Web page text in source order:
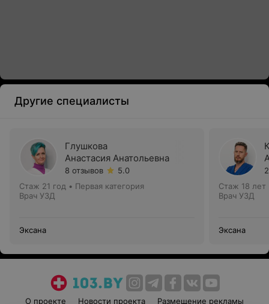
Другие специалисты
Глушкова
Анастасия Анатольевна
8 отзывов
5.0
Стаж 21 год • Первая категория
Врач УЗД
Эксана
Стаж 18 лет
Врач УЗД
Эксана
О проекте Новости проекта Размещение рекламы